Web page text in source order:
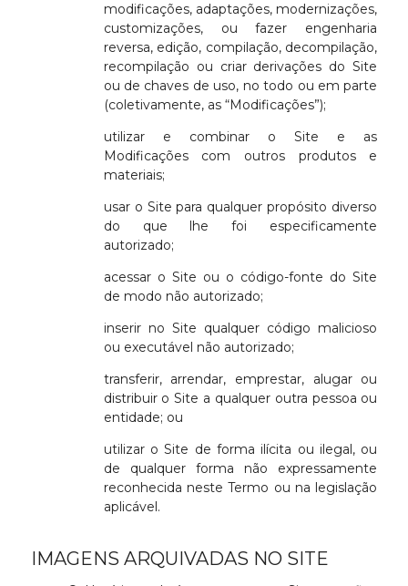
modificações, adaptações, modernizações,
customizações, ou fazer engenharia
reversa, edição, compilação, decompilação,
recompilação ou criar derivações do Site
ou de chaves de uso, no todo ou em parte
(coletivamente, as “Modificações”);
utilizar e combinar o Site e as
Modificações com outros produtos e
materiais;
usar o Site para qualquer propósito diverso
do que lhe foi especificamente
autorizado;
acessar o Site ou o código-fonte do Site
de modo não autorizado;
inserir no Site qualquer código malicioso
ou executável não autorizado;
transferir, arrendar, emprestar, alugar ou
distribuir o Site a qualquer outra pessoa ou
entidade; ou
utilizar o Site de forma ilícita ou ilegal, ou
de qualquer forma não expressamente
reconhecida neste Termo ou na legislação
aplicável.
IMAGENS ARQUIVADAS NO SITE